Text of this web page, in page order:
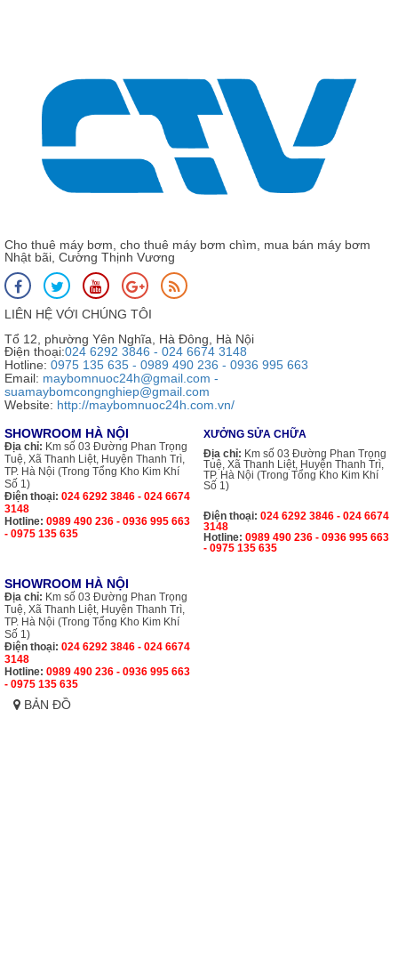
Cho thuê máy bơm, cho thuê máy bơm chìm, mua bán máy bơm
Nhật bãi, Cường Thịnh Vương
LIÊN HỆ VỚI CHÚNG TÔI
Tổ 12, phường Yên Nghĩa, Hà Đông, Hà Nội
Điện thoại:024 6292 3846 - 024 6674 3148
Hotline: 0975 135 635 - 0989 490 236 - 0936 995 663
Email: maybomnuoc24h@gmail.com -
suamaybomcongnghiep@gmail.com
Website: http://maybomnuoc24h.com.vn/
SHOWROOM HÀ NỘI
Địa chỉ: Km số 03 Đường Phan Trọng
Tuệ, Xã Thanh Liệt, Huyện Thanh Trì,
TP. Hà Nội (Trong Tổng Kho Kim Khí
Số 1)
Điện thoại: 024 6292 3846 - 024 6674
3148
Hotline: 0989 490 236 - 0936 995 663
- 0975 135 635
XƯỞNG SỬA CHỮA
Địa chỉ: Km số 03 Đường Phan Trọng
Tuệ, Xã Thanh Liệt, Huyện Thanh Trì,
TP. Hà Nội (Trong Tổng Kho Kim Khí
Số 1)
Điện thoại: 024 6292 3846 - 024 6674
3148
Hotline: 0989 490 236 - 0936 995 663
- 0975 135 635
SHOWROOM HÀ NỘI
Địa chỉ: Km số 03 Đường Phan Trọng
Tuệ, Xã Thanh Liệt, Huyện Thanh Trì,
TP. Hà Nội (Trong Tổng Kho Kim Khí
Số 1)
Điện thoại: 024 6292 3846 - 024 6674
3148
Hotline: 0989 490 236 - 0936 995 663
- 0975 135 635
BẢN ĐỒ